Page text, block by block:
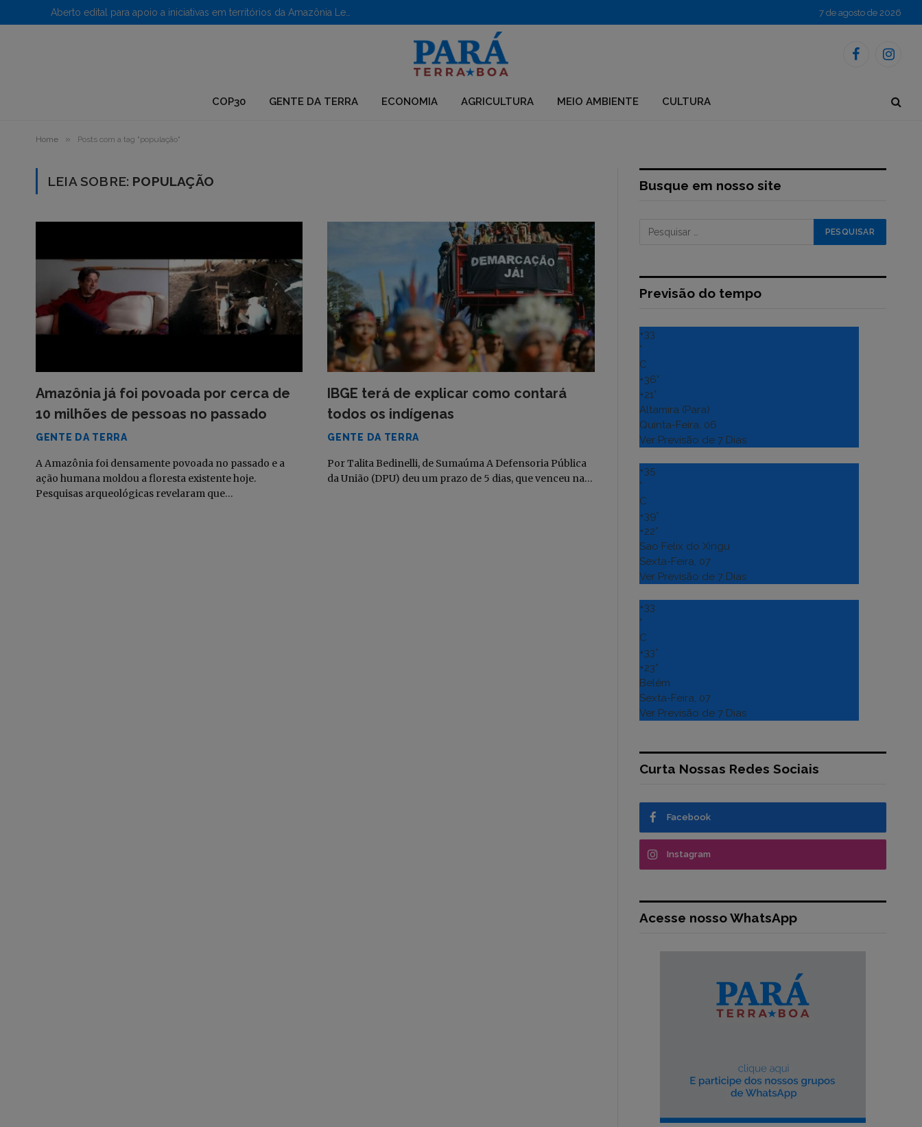
7 de agosto de 2026
Facebook
COP30 GENTE DA TERRA ECONOMIA AGRICULTURA MEIO AMBIENTE CULTURA
Home » Posts com a tag "população"
LEIA SOBRE: POPULAÇÃO
Amazônia já foi povoada por cerca de
10 milhões de pessoas no passado
GENTE DA TERRA
A Amazônia foi densamente povoada no passado e a
ação humana moldou a floresta existente hoje.
Pesquisas arqueológicas revelaram que…
IBGE terá de explicar como contará
todos os indígenas
GENTE DA TERRA
Por Talita Bedinelli, de Sumaúma A Defensoria Pública
da União (DPU) deu um prazo de 5 dias, que venceu na…
Busque em nosso site
Previsão do tempo
+33
°
C
+36°
+21°
Altamira (Para)
Quinta-Feira, 06
Ver Previsão de 7 Dias
+35
°
C
+39°
+22°
Sao Felix do Xingu
Sexta-Feira, 07
Ver Previsão de 7 Dias
+33
°
C
+33°
+23°
Belém
Sexta-Feira, 07
Ver Previsão de 7 Dias
Curta Nossas Redes Sociais
Facebook
Instagram
Acesse nosso WhatsApp